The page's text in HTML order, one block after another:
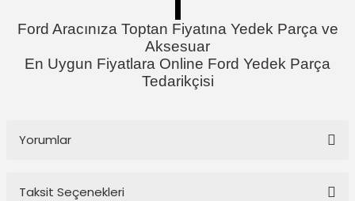
Ford Aracınıza Toptan Fiyatına Yedek Parça ve
Aksesuar
En Uygun Fiyatlara Online Ford Yedek Parça
Tedarikçisi
Yorumlar
Taksit Seçenekleri